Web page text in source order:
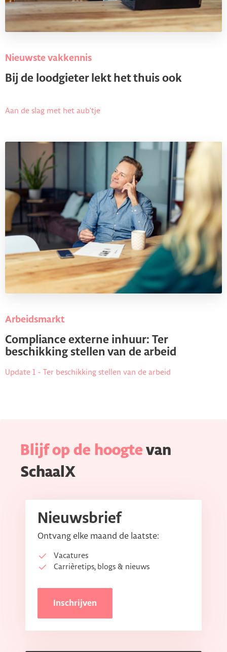
Nieuwste vakkennis
Bij de loodgieter lekt het thuis ook
Aan de slag met het aub'tje
Arbeidsmarkt
Compliance externe inhuur: Ter
beschikking stellen van de arbeid
Update 1 - Ter beschikking stellen van de arbeid
Blijf op de hoogte van
SchaalX
Nieuwsbrief
Ontvang elke maand de laatste:
Vacatures
Carrièretips, blogs & nieuws
Inschrijven